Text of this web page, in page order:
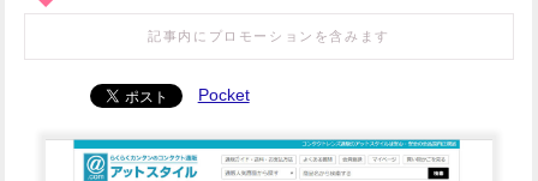
記事内にプロモーションを含みます
Pocket